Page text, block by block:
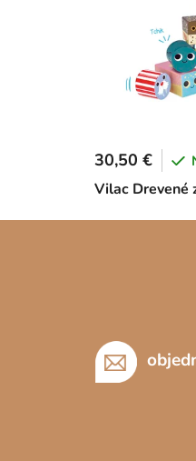
Vilac Drevené
30,50 €